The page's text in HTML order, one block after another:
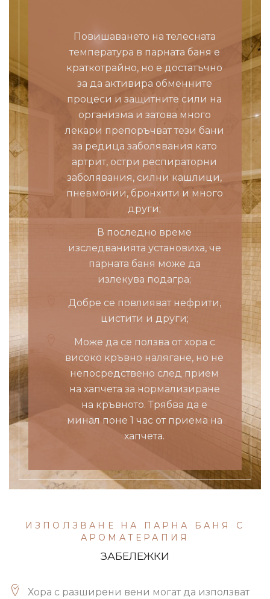
Повишаването на телесната
температура в парната баня е
краткотрайно, но е достатъчно
за да активира обменните
процеси и защитните сили на
организма и затова много
лекари препоръчват тези бани
за редица заболявания като
артрит, остри респираторни
заболявания, силни кашлици,
пневмонии, бронхити и много
други;
В последно време
изследванията установиха, че
парната баня може да
излекува подагра;
Добре се повлияват нефрити,
цистити и други;
Може да се ползва от хора с
високо кръвно налягане, но не
непосредствено след прием
на хапчета за нормализиране
на кръвното. Трябва да е
минал поне 1 час от приема на
хапчета.
ИЗПОЛЗВАНЕ НА ПАРНА БАНЯ С
АРОМАТЕРАПИЯ
ЗАБЕЛЕЖКИ
Хора с разширени вени могат да използват